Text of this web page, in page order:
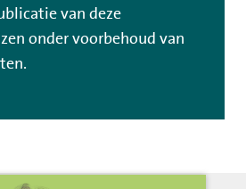
van deze
onder voorbehoud van